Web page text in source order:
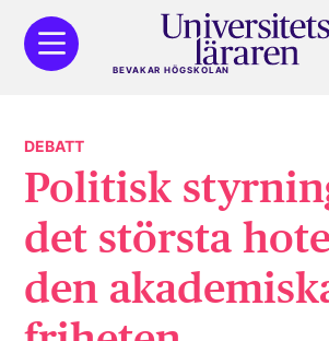
BEVAKAR HÖGSKOLAN
DEBATT
Politisk
det största
den